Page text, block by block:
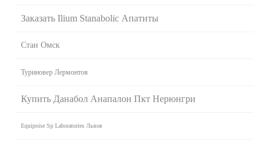
Заказать Ilium Stanabolic Апатиты
Стан Омск
Туриновер Лермонтов
Купить Данабол Анапалон Пкт Нерюнгри
Equipoise Sp Laboratories Львов